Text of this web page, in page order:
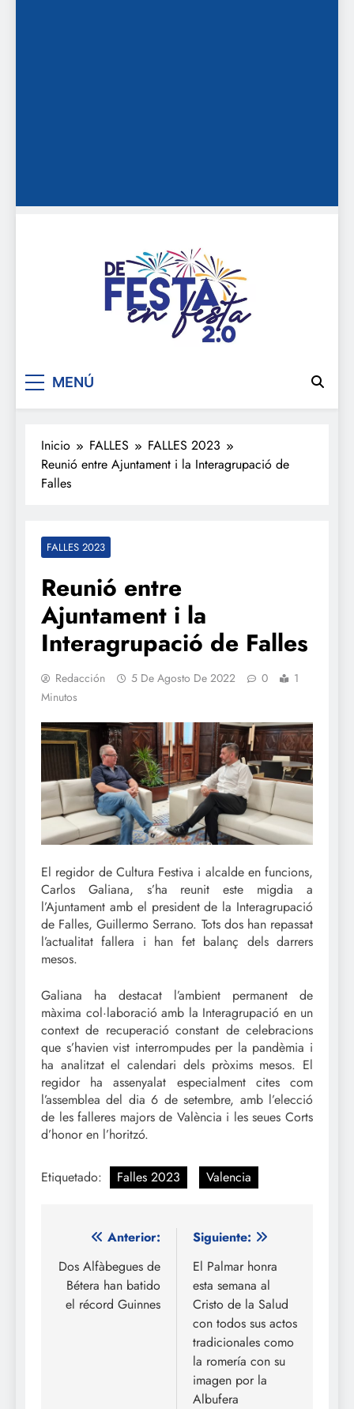
De festa en festa 2.0
MENÚ
Inicio FALLES
FALLES 2023
Reunió entre Ajuntament i la Interagrupació de
Falles
FALLES 2023
Reunió entre
Ajuntament i la
Interagrupació de Falles
Redacción 5 De Agosto De 2022 0
1
Minutos
El regidor de Cultura Festiva i alcalde en funcions,
Carlos Galiana, s’ha reunit este migdia a
l’Ajuntament amb el president de la Interagrupació
de Falles, Guillermo Serrano. Tots dos han repassat
l’actualitat fallera i han fet balanç dels darrers
mesos.
Galiana ha destacat l’ambient permanent de
màxima col·laboració amb la Interagrupació en un
context de recuperació constant de celebracions
que s’havien vist interrompudes per la pandèmia i
ha analitzat el calendari dels pròxims mesos. El
regidor ha assenyalat especialment cites com
l’assemblea del dia 6 de setembre, amb l’elecció
de les falleres majors de València i les seues Corts
d’honor en l’horitzó.
Etiquetado: Falles 2023 Valencia
Navegación
de
entradas
Anterior:
Dos Alfàbegues de
Bétera han batido
el récord Guinnes
Siguiente:
El Palmar honra
esta semana al
Cristo de la Salud
con todos sus actos
tradicionales como
la romería con su
imagen por la
Albufera